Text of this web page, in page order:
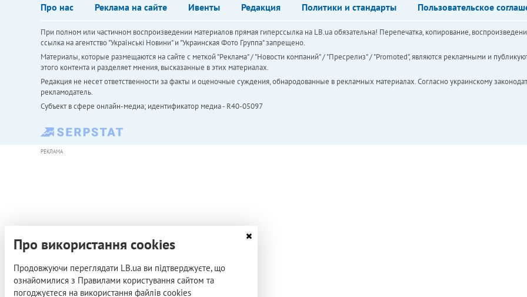
Про нас Реклама на сайте Ивенты Редакция Политики и стандарты Пользовательское
При полном или частичном воспроизведении материалов прямая гиперссылка на LB.ua обязательна! Перепечатка, копирование,
ссылка на агентство "Українськi Новини" и "Украинская Фото Группа" запрещено.
Материалы, которые размещаются на сайте с меткой "Реклама" / "Новости компаний" / "Пресрелиз" / "Promoted", являются рекламными и
этого контента и разделяет мнения, высказанные в этих материалах.
Редакция не несет ответственности за факты и оценочные суждения, обнародованные в рекламных материалах. Согласно украинскому
рекламодатель.
Субъект в сфере онлайн-медиа; идентификатор медиа - R40-05097
РЕКЛАМА
Про використання cookies
Продовжуючи переглядати LB.ua ви підтверджуєте, що
ознайомилися з Правилами користування сайтом та
погоджуєтеся на використання файлів cookies